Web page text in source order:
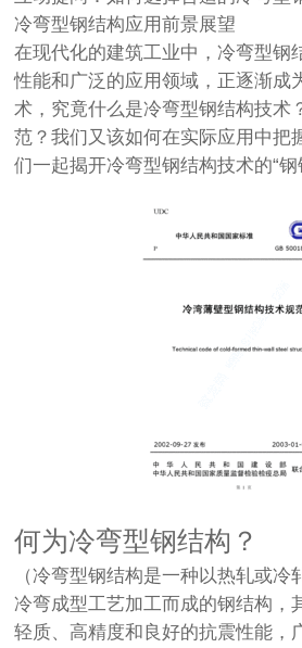
冷弯型钢结构应用前景展望
在现代化的建筑工业中，冷弯型钢
性能和广泛的应用领域，正逐渐成
术，究竟什么是冷弯型钢结构技术
范？我们又该如何在实际应用中把
们一起揭开冷弯型钢结构技术的“钢
何为冷弯型钢结构？
（冷弯型钢结构是一种以热轧或冷
冷弯成型工艺加工而成的钢结构，
轻质、高精度和良好的抗震性能，